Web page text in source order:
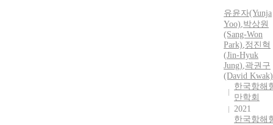
유윤자(Yunja
Yoo),박상원
(Sang-Won
Park),정진혁
(Jin-Hyuk
Jung),곽권구
(David Kwak)
한국항해
만학회
2021
한국항해